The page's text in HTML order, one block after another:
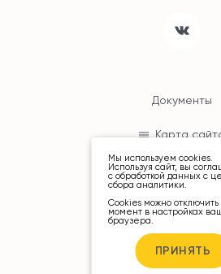
Мы используем cookies.
Используя сайт, вы
с обработкой данныхс
сбора аналитики.
Cookies можно
момент в настройках
браузера.
ПРИНЯТЬ
Документы
Карта
© ТРЦ «РИО»,